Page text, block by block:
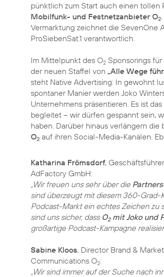
pünktlich zum Start auch einen tollen
Mobilfunk- und Festnetzanbieter O2
Vermarktung zeichnet die SevenOne
ProSiebenSat.1 verantwortlich.
Im Mittelpunkt des O2 Sponsorings
der neuen Staffel von „Alle Wege
steht Native Advertising: In gewohnt
spontaner Manier werden Joko
Unternehmens präsentieren. Es ist
begleitet – wir dürfen gespannt sein,
haben. Darüber hinaus verlängern
O2
Katharina Frömsdorf,
„Wir freuen uns sehr über die
sind überzeugt mit diesem 360-Grad-
Podcast-Markt ein echtes Zeichen zu
sind uns sicher, dass O2mit Joko und
großartige Podcast-Kampagne
Sabine Kloos, Director Brand &
Communications O2
„Wir sind immer auf der Suche nach